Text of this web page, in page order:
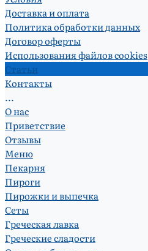
Доставка и оплата
Политика обработки данных
Договор оферты
Использования файлов cookies
Статьи
Контакты
...
О нас
Приветствие
Отзывы
Меню
Пекарня
Пироги
Пирожки и выпечка
Сеты
Греческая лавка
Греческие сладости